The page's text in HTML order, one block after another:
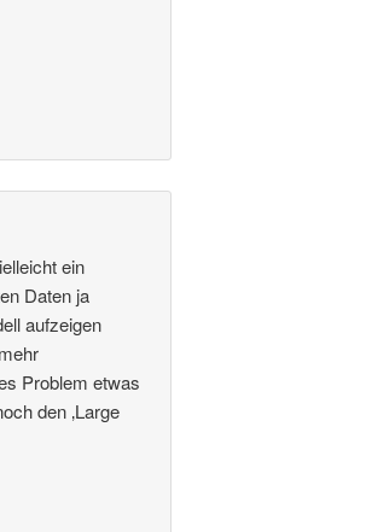
ein
Daten ja
aufzeigen
Problem etwas
den ‚Large